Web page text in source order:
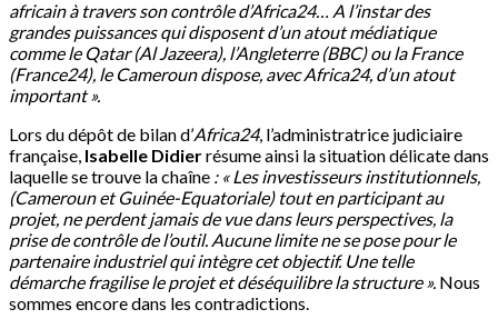
africain à travers son contrôle d’Africa24… A l’instar des
grandes puissances qui disposent d’un atout médiatique
comme le Qatar (Al Jazeera), l’Angleterre (BBC) ou la France
(France24), le Cameroun dispose, avec Africa24, d’un atout
important ».
Lors du dépôt de bilan d’Africa24, l’administratrice judiciaire
française, Isabelle Didierrésume ainsi la situation délicate dans
laquelle se trouve la chaîne : « Les investisseurs institutionnels,
(Cameroun et Guinée-Equatoriale) tout en participant au
projet, ne perdent jamais de vue dans leurs perspectives, la
prise de contrôle de l’outil. Aucune limite ne se pose pour le
partenaire industriel qui intègre cet objectif. Une telle
démarche fragilise le projet et déséquilibre la structure ». Nous
sommes encore dans les contradictions.